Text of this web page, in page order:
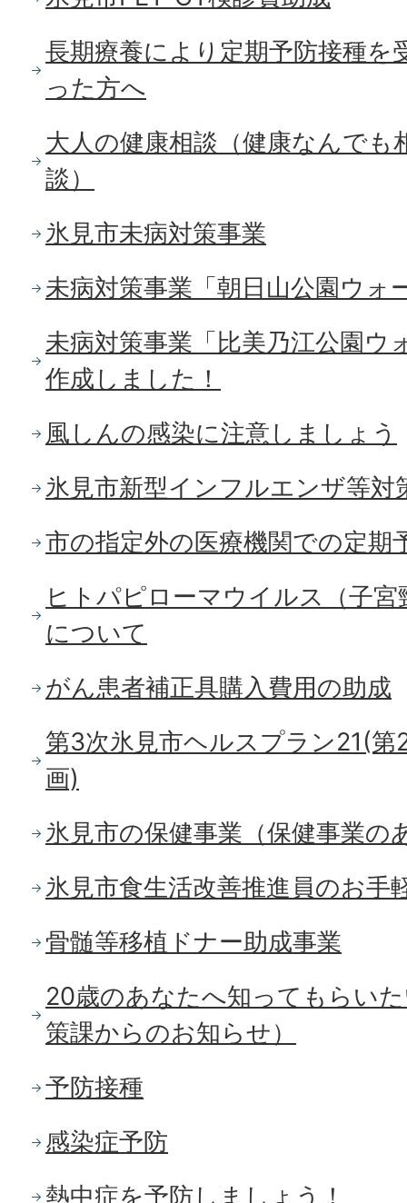
長期療養により定期予防接種
った方へ
大人の健康相談（健康なんでも
談）
氷見市未病対策事業
未病対策事業「朝日山公園ウォ
未病対策事業「比美乃江公園ウ
作成しました！
風しんの感染に注意しましょう
氷見市新型インフルエンザ等対
市の指定外の医療機関での定期
ヒトパピローマウイルス（子
について
がん患者補正具購入費用の助成
第3次氷見市ヘルスプラン21(第
画)
氷見市の保健事業（保健事業の
氷見市食生活改善推進員のお手
骨髄等移植ドナー助成事業
20歳のあなたへ知ってもらい
策課からのお知らせ）
予防接種
感染症予防
熱中症を予防しましょう！